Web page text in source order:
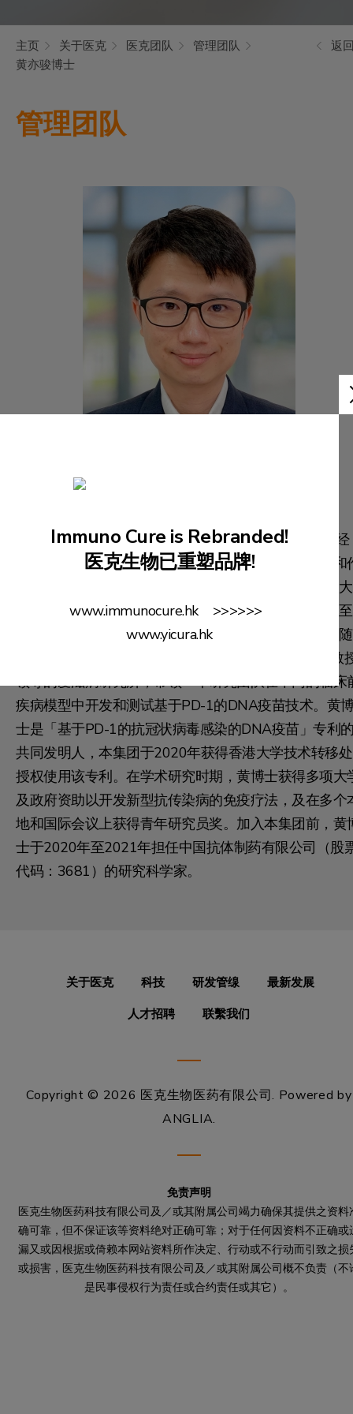
主页 关于医克 医克团队
管理团队
黄亦骏博士
返
管理团队
黄博士在病毒免疫学和疫苗学领域有超过10年的研究经
验，一直专注于各种疫苗载体的免疫原性、保护功效和
用机制的研究。黄博士在2014年毕业于澳大利亚国立大
学，获得生物医学与生物化学博士学位。他于2013年至
2016年在澳大利亚悉尼百年研究所开始博士后研究。随
后于2016年至2020年，黄博士加入香港大学陈志伟教
领导的爱滋病研究所，带领一个研究团队在不同的临床
疾病模型中开发和测试基于PD-1的DNA疫苗技术。黄
士是「基于PD-1的抗冠状病毒感染的DNA疫苗」专利
共同发明人，本集团于2020年获得香港大学技术转移处
授权使用该专利。在学术研究时期，黄博士获得多项大
及政府资助以开发新型抗传染病的免疫疗法，及在多个
地和国际会议上获得青年研究员奖。加入本集团前，黄
士于2020年至2021年担任中国抗体制药有限公司（股
代码：3681）的研究科学家。
关于医克 科技 研发管缐
最新发展
人才招聘
联繫我们
Copyright © 2026 医克生物医药有限公司. Powered by
ANGLIA.
免责声明
医克生物医药科技有限公司及／或其附属公司竭力确保其提供之资料
确可靠，但不保证该等资料绝对正确可靠；对于任何因资料不正确或
漏又或因根据或倚赖本网站资料所作决定、行动或不行动而引致之损
或损害，医克生物医药科技有限公司及／或其附属公司概不负责（不
是民事侵权行为责任或合约责任或其它）。
Immuno Cure is Rebranded!
医克生物已重塑品牌!
www.immunocure.hk >>>>>>
www.yicura.hk